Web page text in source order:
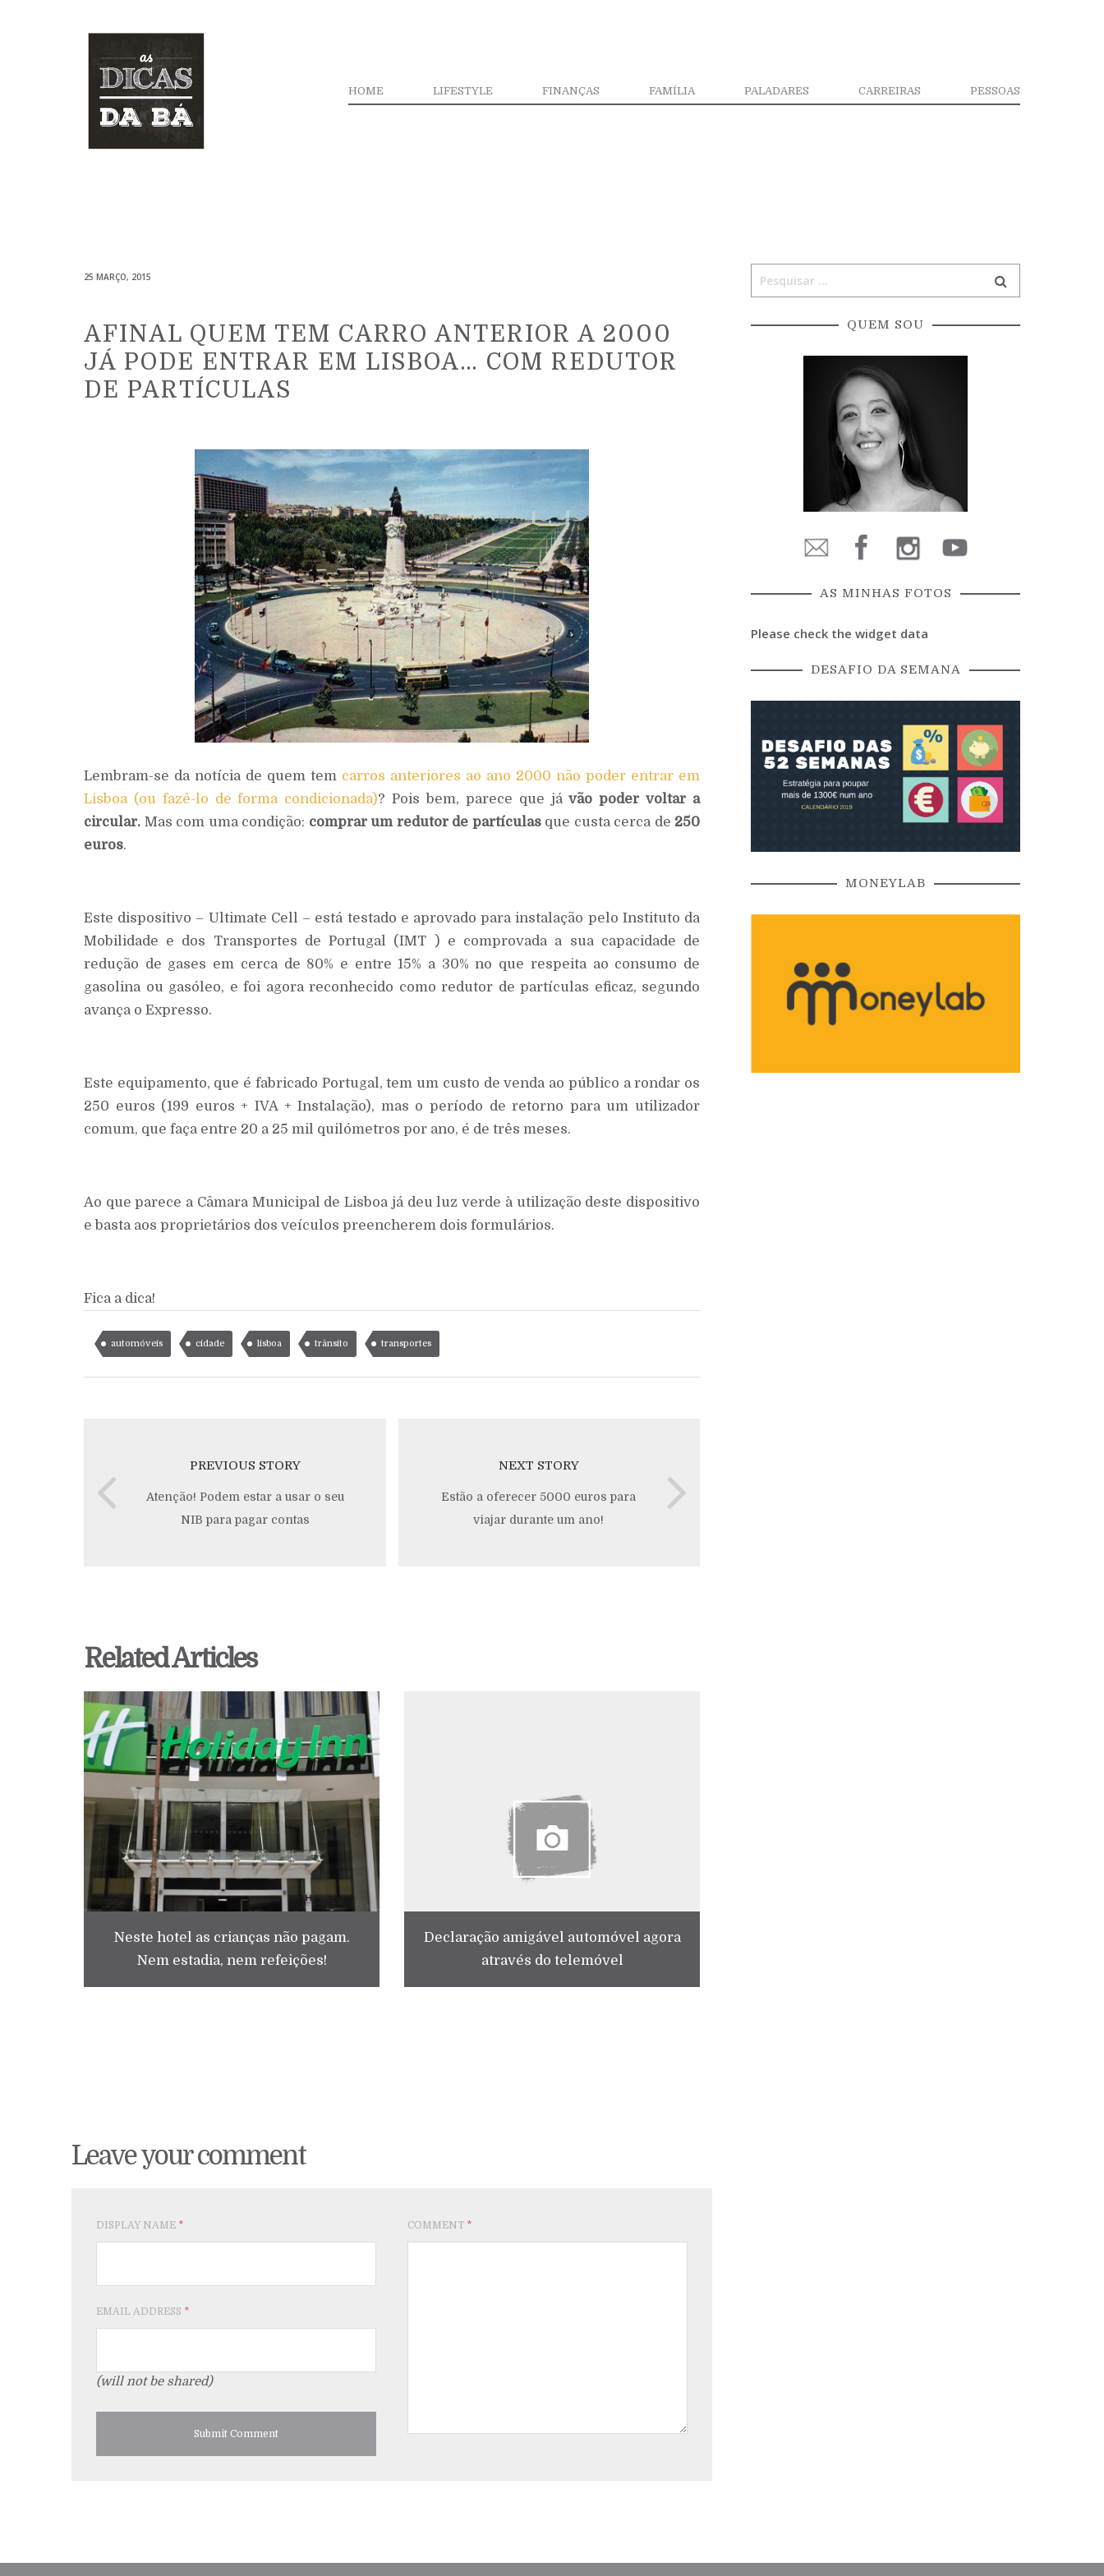
HOME LIFESTYLE FINANÇAS FAMÍLIA PALADARES CARREIRAS PESSOAS
25 MARÇO, 2015
AFINAL QUEM TEM CARRO ANTERIOR A 2000
JÁ PODE ENTRAR EM LISBOA… COM REDUTOR
DE PARTÍCULAS
Lembram-se da notícia de quem tem carros anteriores ao ano 2000 não poder entrar em
Lisboa (ou fazê-lo de forma condicionada)? Pois bem, parece que jávão poder voltar a
circular. Mas com uma condição: comprar um redutor de partículasque custa cerca de 250
euros.
Este dispositivo – Ultimate Cell – está testado e aprovado para instalação pelo Instituto da
Mobilidade e dos Transportes de Portugal (IMT ) e comprovada a sua capacidade de
redução de gases em cerca de 80% e entre 15% a 30% no que respeita ao consumo de
gasolina ou gasóleo, e foi agora reconhecido como redutor de partículas eficaz, segundo
avança o Expresso.
Este equipamento, que é fabricado Portugal, tem um custo de venda ao público a rondar os
250 euros (199 euros + IVA + Instalação), mas o período de retorno para um utilizador
comum, que faça entre 20 a 25 mil quilómetros por ano, é de três meses.
Ao que parece a Câmara Municipal de Lisboa já deu luz verde à utilização deste dispositivo
e basta aos proprietários dos veículos preencherem dois formulários.
Fica a dica!
automóveis cidade lisboa trânsito transportes
PREVIOUS STORY
Atenção! Podem estar a usar o seu
NIB para pagar contas
NEXT STORY
Estão a oferecer 5000 euros para
viajar durante um ano!
Related Articles
Neste hotel as crianças não pagam.
Nem estadia, nem refeições!
Declaração amigável automóvel agora
através do telemóvel
Leave your comment
DISPLAY NAME *
EMAIL ADDRESS *
(will not be shared)
COMMENT *
QUEM SOU
AS MINHAS FOTOS
Please check the widget data
DESAFIO DA SEMANA
MONEYLAB